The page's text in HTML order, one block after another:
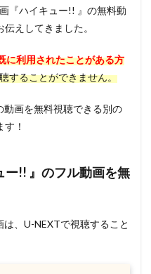
『ハイキュー!! 』の無料動
えしてきました。
に利用されたことがある方
することができません。
画を無料視聴できる別の
！
ー!! 』のフル動画を無
、U-NEXTで視聴すること